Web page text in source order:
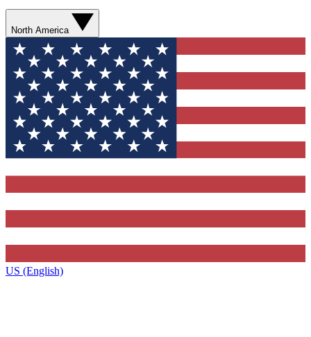
North America
US (English)